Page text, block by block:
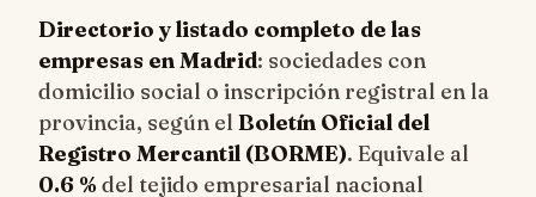
Directorio y listado completo de las
empresas en Madrid: sociedades con
domicilio social o inscripción registral en la
provincia, según el Boletín Oficial del
Registro Mercantil (BORME). Equivale al
0.6 %del tejido empresarial nacional